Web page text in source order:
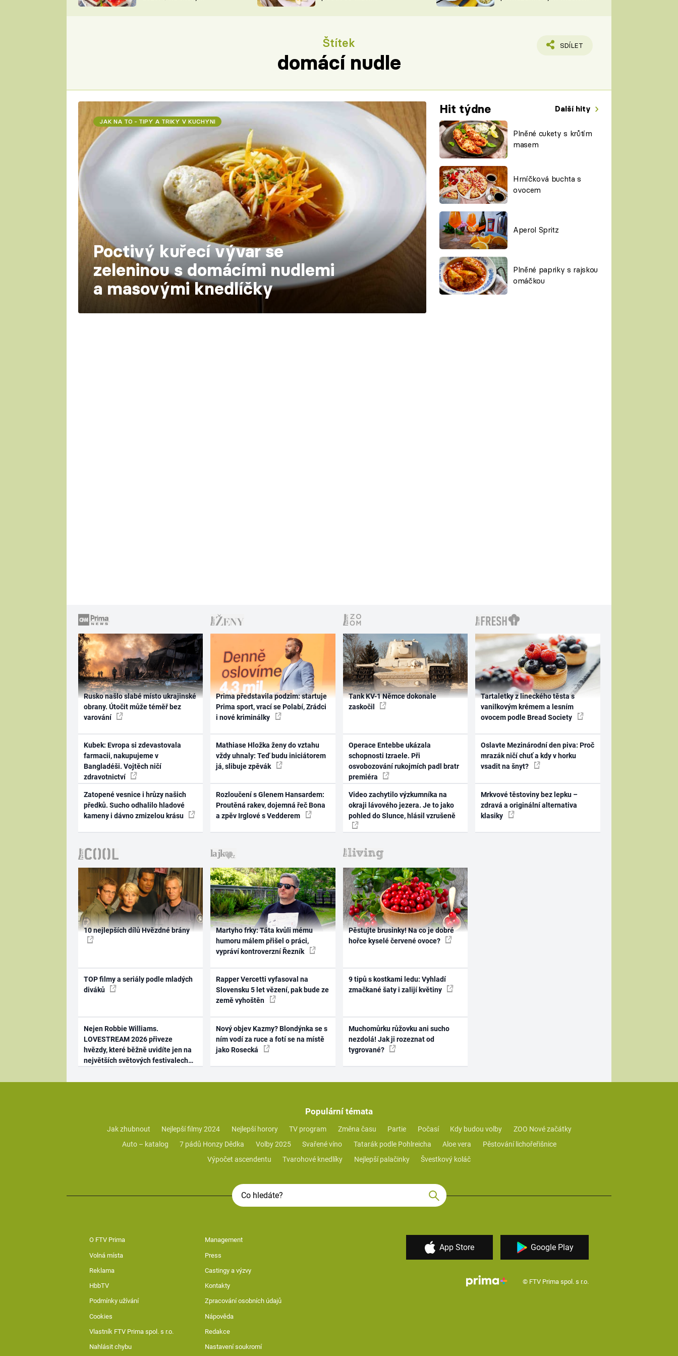
NA NÁKUPECH
ŠÉFREDAKTORKY
Štítek
domácí nudle
SDÍLET
Hit týdne Další hity
Plněné cukety s krůtím
masem
Hrníčková buchta s
ovocem
Aperol Spritz
Plněné papriky s rajskou
omáčkou
JAK NA TO - TIPY A TRIKY V KUCHYNI
Poctivý kuřecí vývar se
zeleninou s domácími nudlemi
a masovými knedlíčky
Rusko našlo slabé místo ukrajinské
obrany. Útočit může téměř bez
varování
Kubek: Evropa si zdevastovala
farmacii, nakupujeme v
Bangladéši. Vojtěch ničí
zdravotnictví
Zatopené vesnice i hrůzy našich
předků. Sucho odhalilo hladové
kameny i dávno zmizelou krásu
Prima představila podzim: startuje
Prima sport, vrací se Polabí, Zrádci
i nové kriminálky
Mathiase Hložka ženy do vztahu
vždy uhnaly: Teď budu iniciátorem
já, slibuje zpěvák
Rozloučení s Glenem Hansardem:
Proutěná rakev, dojemná řeč Bona
a zpěv Irglové s Vedderem
Tank KV-1 Němce dokonale
zaskočil
Operace Entebbe ukázala
schopnosti Izraele. Při
osvobozování rukojmích padl bratr
premiéra
Video zachytilo výzkumníka na
okraji lávového jezera. Je to jako
pohled do Slunce, hlásil vzrušeně
Tartaletky z lineckého těsta s
vanilkovým krémem a lesním
ovocem podle Bread Society
Oslavte Mezinárodní den piva: Proč
mrazák ničí chuť a kdy v horku
vsadit na šnyt?
Mrkvové těstoviny bez lepku –
zdravá a originální alternativa
klasiky
10 nejlepších dílů Hvězdné brány
TOP filmy a seriály podle mladých
diváků
Nejen Robbie Williams.
LOVESTREAM 2026 přiveze
hvězdy, které běžně uvidíte jen na
největších světových festivalech
Martyho frky: Táta kvůli mému
humoru málem přišel o práci,
vypráví kontroverzní Řezník
Rapper Vercetti vyfasoval na
Slovensku 5 let vězení, pak bude ze
země vyhoštěn
Nový objev Kazmy? Blondýnka se s
ním vodí za ruce a fotí se na místě
jako Rosecká
Pěstujte brusinky! Na co je dobré
hořce kyselé červené ovoce?
9 tipů s kostkami ledu: Vyhladí
zmačkané šaty i zalijí květiny
Muchomůrku růžovku ani sucho
nezdolá! Jak ji rozeznat od
tygrované?
Populární témata
Jak zhubnout Nejlepší filmy 2024 Nejlepší horory TV program Změna času Partie Počasí Kdy budou volby
ZOO Nové začátky
Auto – katalog
7 pádů Honzy Dědka Volby 2025 Svařené víno Tatarák podle Pohlreicha Aloe vera
Pěstování lichořeřišnice
Výpočet ascendentu
Tvarohové knedlíky Nejlepší palačinky Švestkový koláč
O FTV Prima Management
Volná místa Press
Reklama Castingy a výzvy
HbbTV Kontakty
Podmínky užívání Zpracování osobních údajů
Cookies Nápověda
Vlastník FTV Prima spol. s r.o. Redakce
Nahlásit chybu Nastavení soukromí
App Store Google Play
© FTV Prima spol. s r.o.